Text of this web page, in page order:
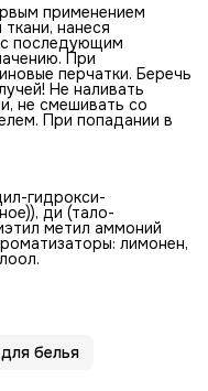
применением
нанеся
последующим
При
перчатки. Беречь
Не наливать
не смешивать со
При попадании в
гидрокси-
ди (тало-
метил аммоний
лимонен,
белья